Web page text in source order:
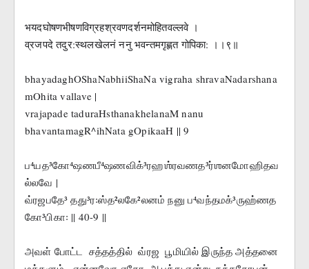
भयदघोषणभीषणविग्रहश्रवणदर्शनमोहितवल्लवे ।
व्रजपदे तदुर:स्थलखेलनं ननु भवन्तमगृह्णत गोपिका: ।।९॥
bhayadaghOShaNabhiiShaNa vigraha shravaNadarshana
mOhita vallave |
vrajapade taduraHsthanakhelanaM nanu
bhavantamagR^ihNata gOpikaaH || 9
ப⁴யத³கோ⁴ஷணபீ⁴ஷணவிக்³ரஹஶ்ரவணத³ர்ஶனமோஹிதவ
ல்லவே |
வ்ரஜபதே³ தது³ர꞉ஸ்த²லகே²லனம் நனு ப⁴வந்தமக்³ருஹ்ணத
கோ³பிகா꞉ || 40-9 ||
அவள் போட்ட  சத்தத்தில்  வ்ரஜ  பூமியில் இருந்த அத்தனை